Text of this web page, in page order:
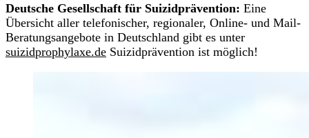
Deutsche Gesellschaft für Suizidprävention: Eine
Übersicht aller telefonischer, regionaler, Online- und Mail-
Beratungsangebote in Deutschland gibt es unter
suizidprophylaxe.de Suizidprävention ist möglich!